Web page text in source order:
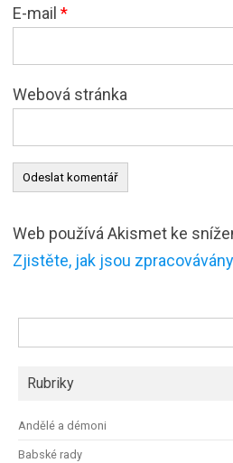
E-mail *
Webová stránka
Web používá Akismet ke
Zjistěte, jak jsou
Rubriky
Andělé a démoni
Babské rady